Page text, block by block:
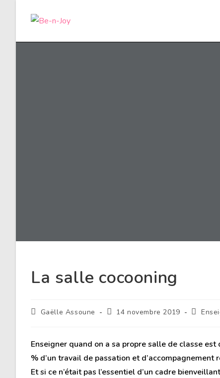
La salle cocooning
Gaëlle Assoune 14 novembre 2019
Enseigner quand on a sa propre salle de classe
% d’un travail de passation et
Et si ce n’était pas l’essentiel d’un cadre